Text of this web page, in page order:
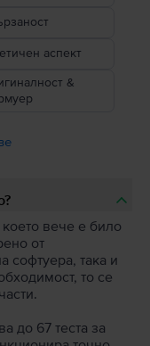
аспект
&
вече е било
от
софтуера, така и
то се
до 67 теста за